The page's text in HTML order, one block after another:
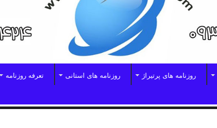
روزنامه های پرتیراژ روزنامه های استانی تعرفه روزنامه